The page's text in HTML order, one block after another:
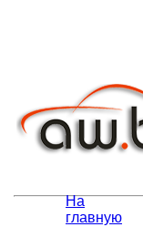
На
главную